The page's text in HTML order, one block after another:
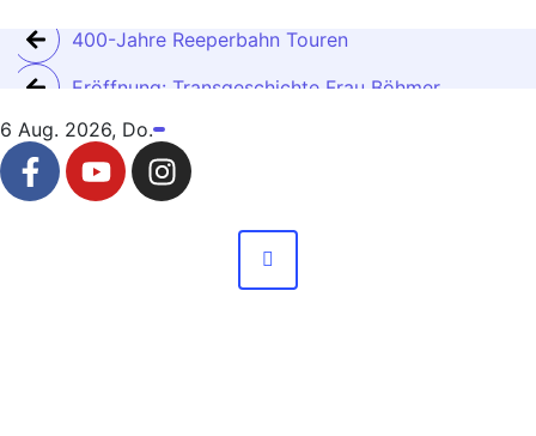
400-Jahre Reeperbahn Touren
Eröffnung: Transgeschichte Frau Böhmer
Transgender St. Pauli Resident Julia Böhmer
Geschichtserfassungsstelle im Sankt Pauli Office
6 Aug. 2026, Do.